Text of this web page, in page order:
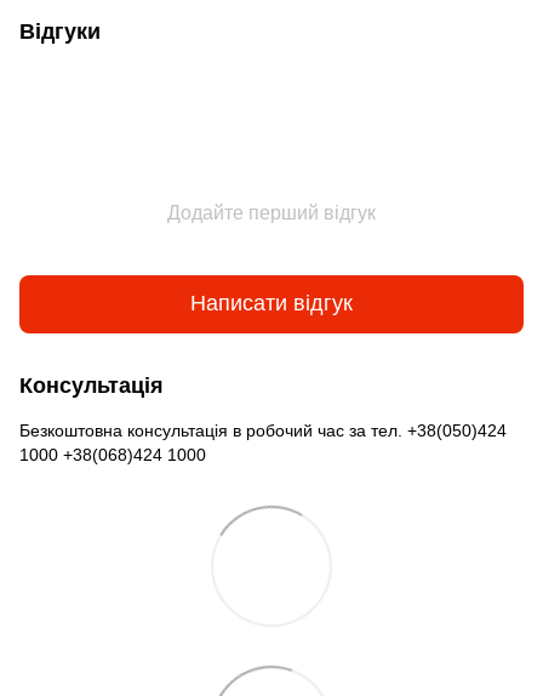
Відгуки
Додайте перший відгук
Написати відгук
Консультація
Безкоштовна консультація в робочий час за тел. +38(050)424
1000 +38(068)424 1000